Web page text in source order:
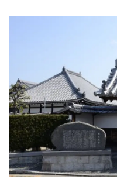
高地性集落と思わ...